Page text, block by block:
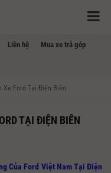
Liên hệ Mua xe trả góp
Xe Ford Tại Điện Biên
TẠI ĐIỆN BIÊN
Của Ford Việt Nam Tại Điện